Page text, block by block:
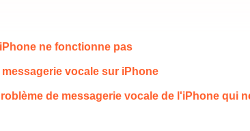
ne fonctionne pas
vocale sur iPhone
de messagerie vocale de l'iPhone qui